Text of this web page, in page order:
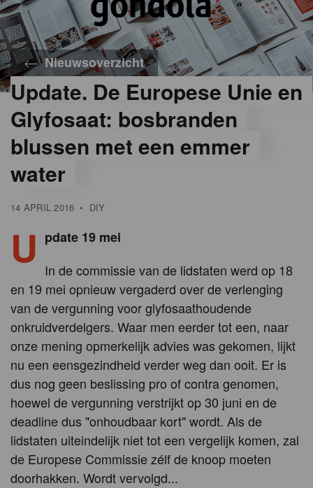
Nieuwsoverzicht
Update. De Europese Unie en
Glyfosaat: bosbranden
blussen met een emmer
water
14 APRIL 2016 • DIY
U pdate 19 mei
In de commissie van de lidstaten werd op 18
en 19 mei opnieuw vergaderd over de verlenging
van de vergunning voor glyfosaathoudende
onkruidverdelgers. Waar men eerder tot een, naar
onze mening opmerkelijk advies was gekomen, lijkt
nu een eensgezindheid verder weg dan ooit. Er is
dus nog geen beslissing pro of contra genomen,
hoewel de vergunning verstrijkt op 30 juni en de
deadline dus "onhoudbaar kort" wordt. Als de
lidstaten uiteindelijk niet tot een vergelijk komen, zal
de Europese Commissie zélf de knoop moeten
doorhakken. Wordt vervolgd...